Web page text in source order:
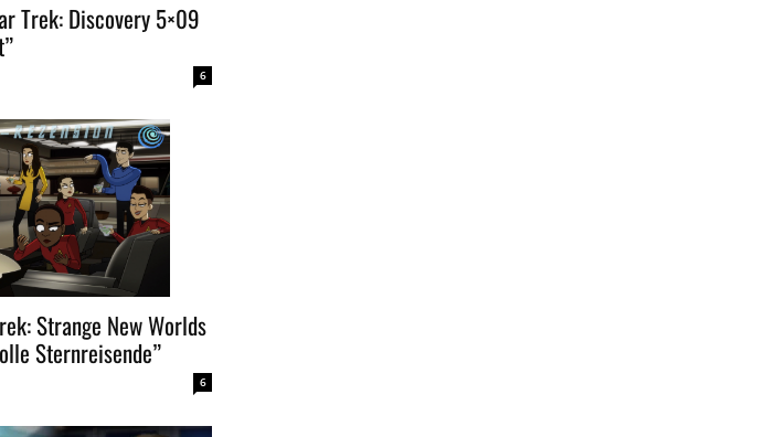
Trek: Discovery 5×09
6
Strange New Worlds
Sternreisende”
6